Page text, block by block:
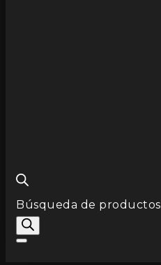
Búsqueda de productos